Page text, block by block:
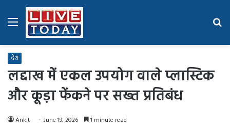
Menu
देश
लद्दाख में एकल उपयोग वाले प्लास्टिक
और कूड़ा फेंकने पर सख्त प्रतिबंध
Ankit June 19, 2026 1 minute read